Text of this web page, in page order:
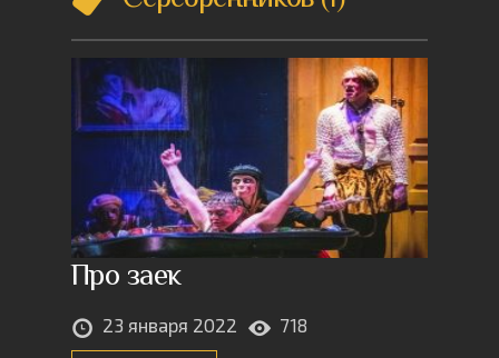
Про заек
23 января 2022 718